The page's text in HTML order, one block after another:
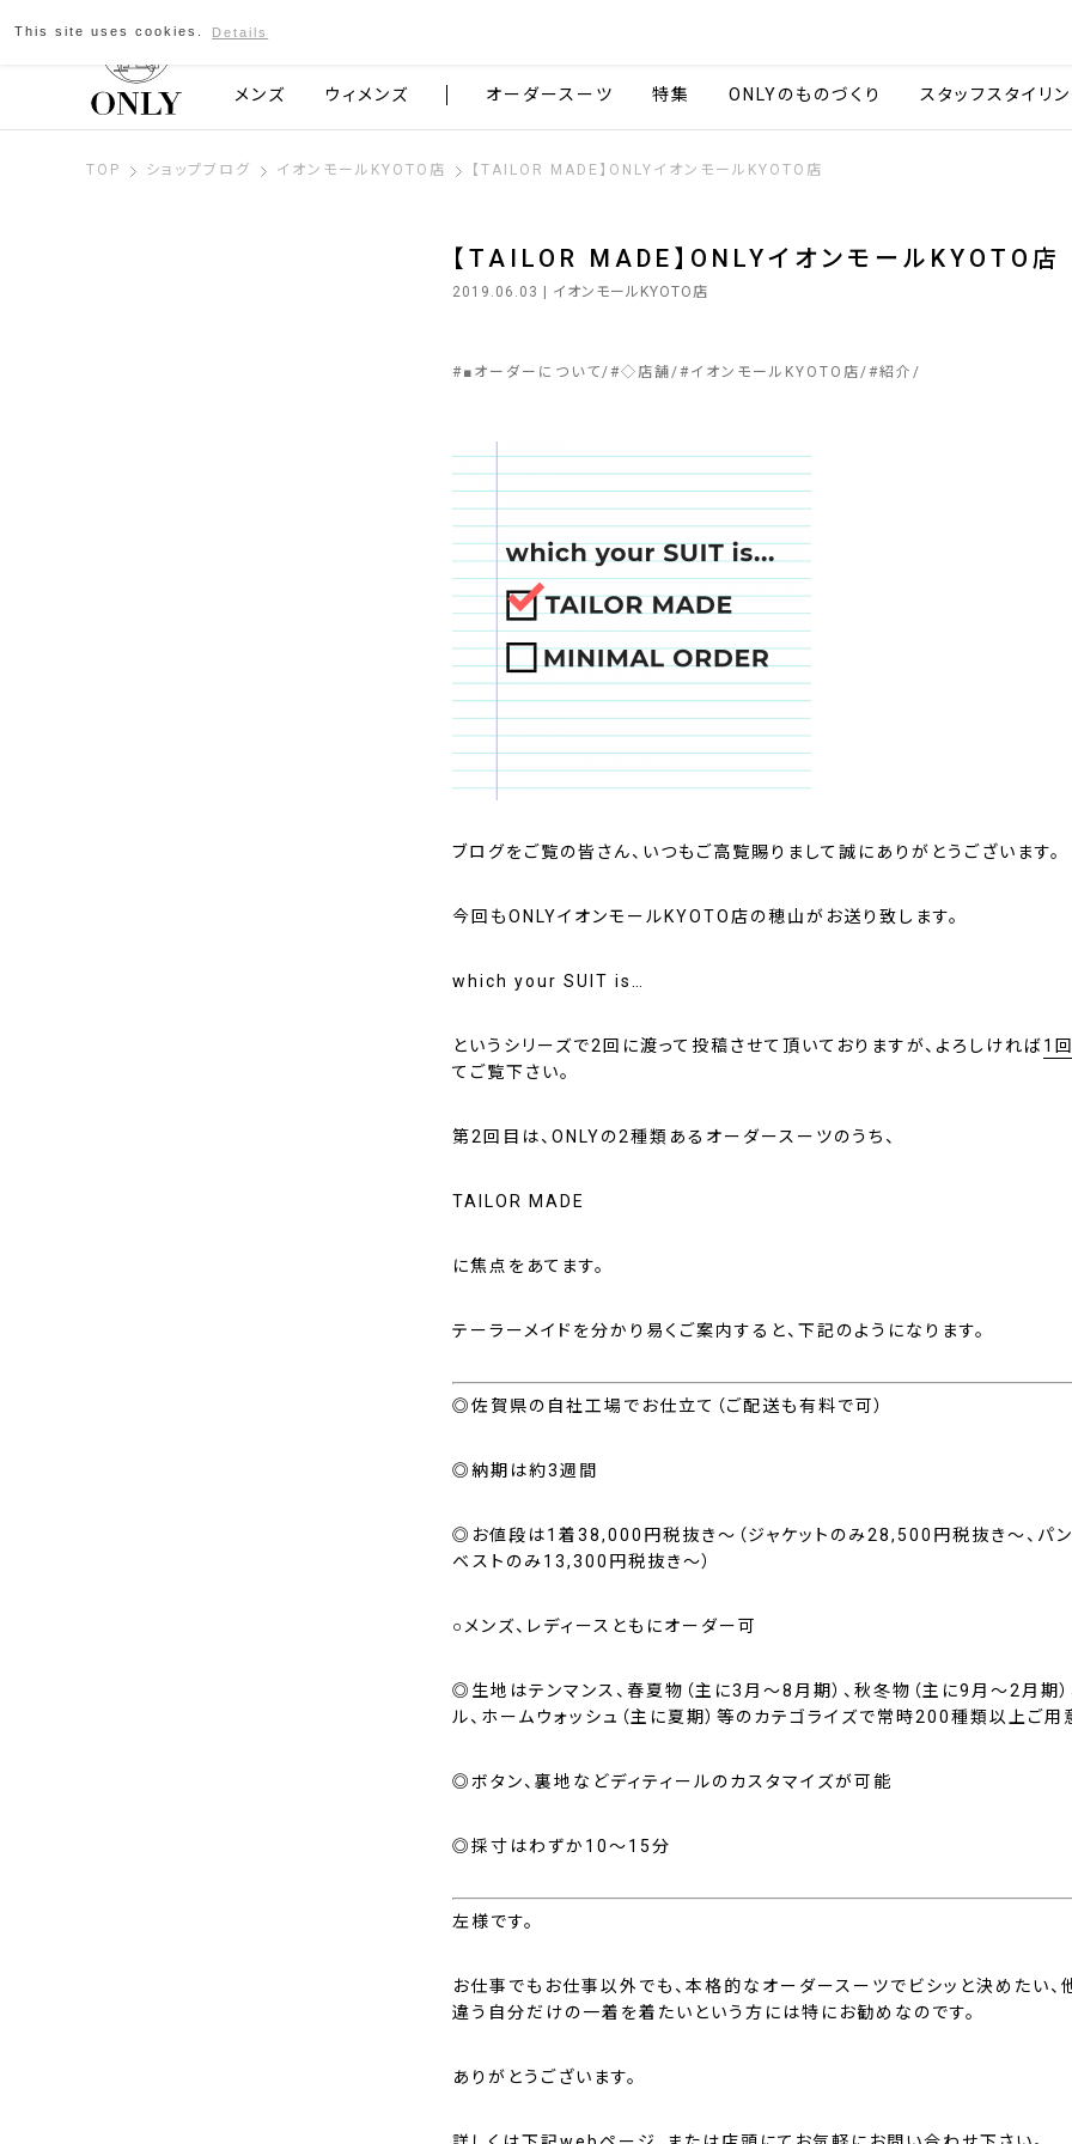
京都発のスーツブランド ONLY
メンズ ウィメンズ オーダースーツ 特集 ONLYのものづくり スタッフスタイリ
TOP ショップブログ イオンモールKYOTO店 【TAILOR MADE】ONLYイオンモールKYOTO店
【TAILOR MADE】ONLYイオンモールKYOTO店
2019.06.03 | イオンモールKYOTO店
#■オーダーについて #◇店舗 #イオンモールKYOTO店 #紹介
ブログをご覧の皆さん、いつもご高覧賜りまして誠にありがとうございます。
今回もONLYイオンモールKYOTO店の穂山がお送り致します。
which your SUIT is…
というシリーズで2回に渡って投稿させて頂いておりますが、よろしければ1
てご覧下さい。
第2回目は、ONLYの2種類あるオーダースーツのうち、
TAILOR MADE
に焦点をあてます。
テーラーメイドを分かり易くご案内すると、下記のようになります。
◎佐賀県の自社工場でお仕立て（ご配送も有料で可）
◎納期は約3週間
◎お値段は1着38,000円税抜き～（ジャケットのみ28,500円税抜き～、パン
ベストのみ13,300円税抜き～）
○メンズ、レディースともにオーダー可
◎生地はテンマンス、春夏物（主に3月～8月期）、秋冬物（主に9月～2月期）
ル、ホームウォッシュ（主に夏期）等のカテゴライズで常時200種類以上ご用
◎ボタン、裏地などディティールのカスタマイズが可能
◎採寸はわずか10～15分
左様です。
お仕事でもお仕事以外でも、本格的なオーダースーツでビシッと決めたい、
違う自分だけの一着を着たいという方には特にお勧めなのです。
ありがとうございます。
This site uses cookies. Details